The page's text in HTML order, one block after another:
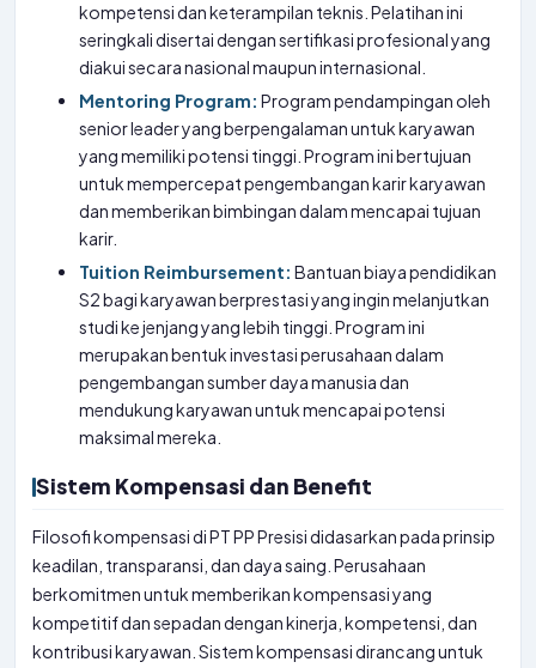
kompetensi dan keterampilan teknis. Pelatihan ini
seringkali disertai dengan sertifikasi profesional yang
diakui secara nasional maupun internasional.
Mentoring Program: Program pendampingan oleh
senior leader yang berpengalaman untuk karyawan
yang memiliki potensi tinggi. Program ini bertujuan
untuk mempercepat pengembangan karir karyawan
dan memberikan bimbingan dalam mencapai tujuan
karir.
Tuition Reimbursement: Bantuan biaya pendidikan
S2 bagi karyawan berprestasi yang ingin melanjutkan
studi ke jenjang yang lebih tinggi. Program ini
merupakan bentuk investasi perusahaan dalam
pengembangan sumber daya manusia dan
mendukung karyawan untuk mencapai potensi
maksimal mereka.
Sistem Kompensasi dan Benefit
Filosofi kompensasi di PT PP Presisi didasarkan pada prinsip
keadilan, transparansi, dan daya saing. Perusahaan
berkomitmen untuk memberikan kompensasi yang
kompetitif dan sepadan dengan kinerja, kompetensi, dan
kontribusi karyawan. Sistem kompensasi dirancang untuk